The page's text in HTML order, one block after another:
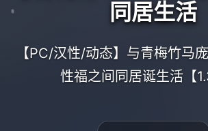
同居生活
【PC/汉性/动态】与青梅竹马
性福之间同居诞生活【